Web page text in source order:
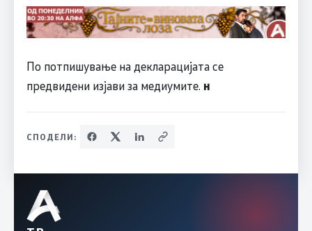
По потпишување на декларацијата се
предвидени изјави за медиумите. н
СПОДЕЛИ: